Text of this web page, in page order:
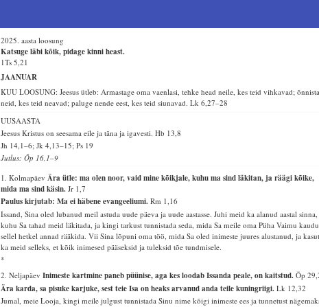
2025. aasta loosung
Katsuge läbi kõik, pidage kinni heast.
1Ts 5,21
JAANUAR
KUU LOOSUNG: Jeesus ütleb: Armastage oma vaenlasi, tehke head neile, kes teid vihkavad;
neid, kes teid neavad; paluge nende eest, kes teid siunavad.Lk 6,27–28
UUSAASTA
Jeesus Kristus on seesama eile ja täna ja igavesti.Hb 13,8
Jh 14,1–6; Jk 4,13–15; Ps 19
Jutlus: Õp 16,1–9
1. KolmapäevÄra ütle: ma olen noor, vaid mine kõikjale, kuhu ma sind läkitan, ja räägi kõike,
mida ma sind käsin.Jr 1,7
Paulus kirjutab: Ma ei häbene evangeeliumi.Rm 1,16
Issand, Sina oled lubanud meil astuda uude päeva ja uude aastasse. Juhi meid ka alanud aastal sinna,
kuhu Sa tahad meid läkitada, ja kingi tarkust tunnistada seda, mida Sa meile oma Püha Vaimu kaudu
sellel hetkel annad rääkida. Vii Sina lõpuni oma töö, mida Sa oled inimeste juures alustanud, ja
ka meid selleks, et kõik inimesed pääseksid ja tuleksid tõe tundmisele.
*
2. NeljapäevInimeste kartmine paneb püünise, aga kes loodab Issanda peale, on kaitstud.Õp
Ära karda, sa pisuke karjuke, sest teie Isa on heaks arvanud anda teile kuningriigi.Lk 12,32
Jumal, meie Looja, kingi meile julgust tunnistada Sinu nime kõigi inimeste ees ja tunnetust